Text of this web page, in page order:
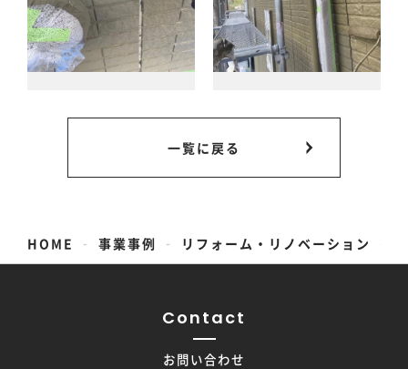
一覧に戻る
HOME - 事業事例 - リフォーム・リノベーション
Contact
お問い合わせ